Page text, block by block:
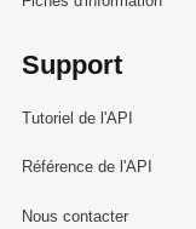
Support
Tutoriel de l'API
Référence de l'API
Nous contacter